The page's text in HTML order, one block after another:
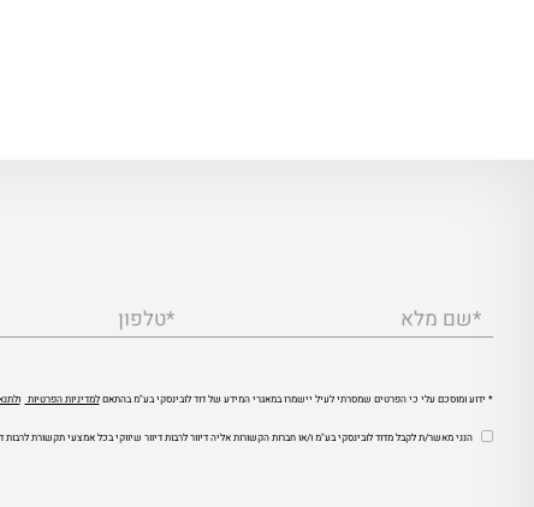
*שם מלא *טלפון
* ידוע ומוסכם עלי כי הפרטים שמסרתי לעיל יישמרו במאגרי המידע של דוד לובינסקי בע"מ בהתאםלמדיניות הפרטיות
הנני מאשר/ת לקבל מדוד לובינסקי בע"מ ו/או חברות הקשורות אליה דיוור לרבות דיוור שיווקי בכל אמצעי תקשורת